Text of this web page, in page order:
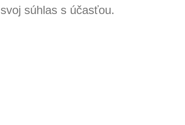
svoj súhlas s účasťou.